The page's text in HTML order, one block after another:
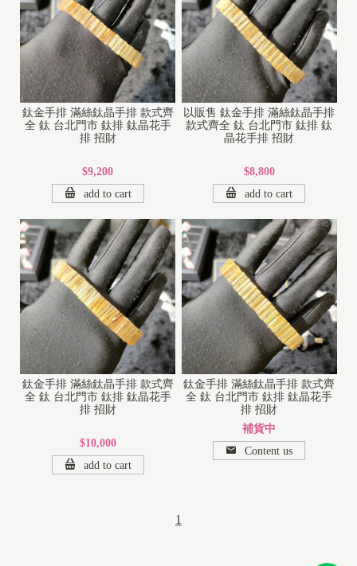
鈦金手排 滿絲鈦晶手排 款式齊
全 鈦 台北門市 鈦排 鈦晶花手
排 招財
$9,200
add to cart
以販售 鈦金手排 滿絲鈦晶手排
款式齊全 鈦 台北門市 鈦排 鈦
晶花手排 招財
$8,800
add to cart
鈦金手排 滿絲鈦晶手排 款式齊
全 鈦 台北門市 鈦排 鈦晶花手
排 招財
$10,000
add to cart
鈦金手排 滿絲鈦晶手排 款式齊
全 鈦 台北門市 鈦排 鈦晶花手
排 招財
補貨中
Content us
1